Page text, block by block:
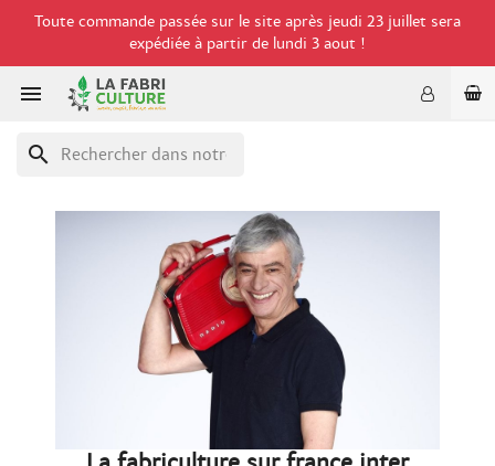
Toute commande passée sur le site après jeudi 23 juillet sera
expédiée à partir de lundi 3 aout !

search